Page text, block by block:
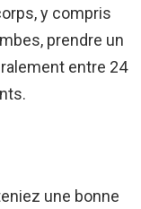
y compris
prendre un
entre 24
une bonne